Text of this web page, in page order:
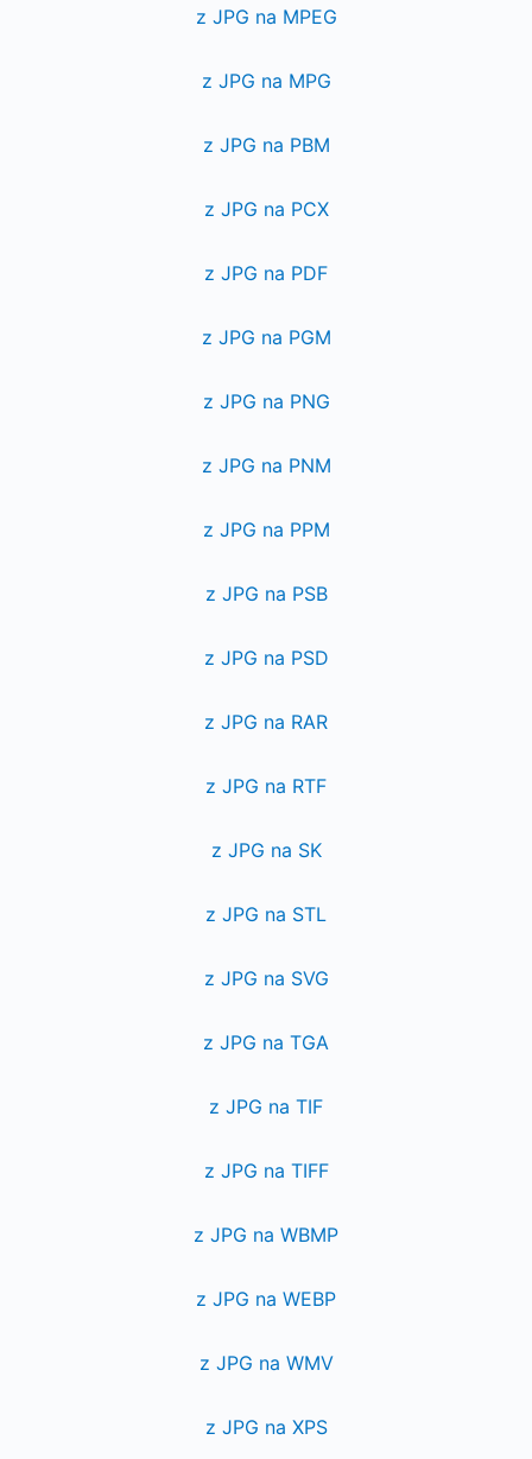
z JPG na MPEG
z JPG na MPG
z JPG na PBM
z JPG na PCX
z JPG na PDF
z JPG na PGM
z JPG na PNG
z JPG na PNM
z JPG na PPM
z JPG na PSB
z JPG na PSD
z JPG na RAR
z JPG na RTF
z JPG na SK
z JPG na STL
z JPG na SVG
z JPG na TGA
z JPG na TIF
z JPG na TIFF
z JPG na WBMP
z JPG na WEBP
z JPG na WMV
z JPG na XPS